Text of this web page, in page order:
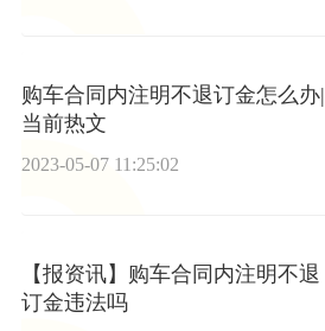
购车合同内注明不退订金怎么办|
当前热文
2023-05-07 11:25:02
【报资讯】购车合同内注明不退
订金违法吗